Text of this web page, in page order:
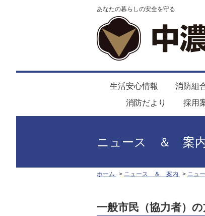
あなたの暮らしの安全を守る
生活安心情報 消防組
消防だより
採用
ニュース ＆ 案
ホーム ニュース ＆ 案内 ニュ
一般市民（協力者）